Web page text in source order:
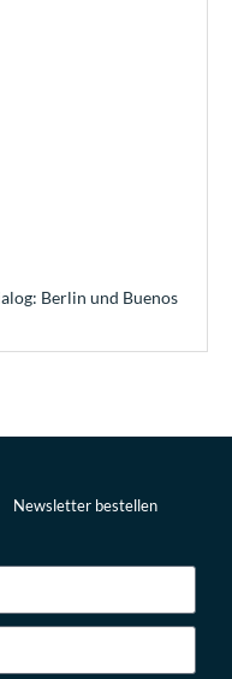
Berlin und Buenos
Newsletter bestellen